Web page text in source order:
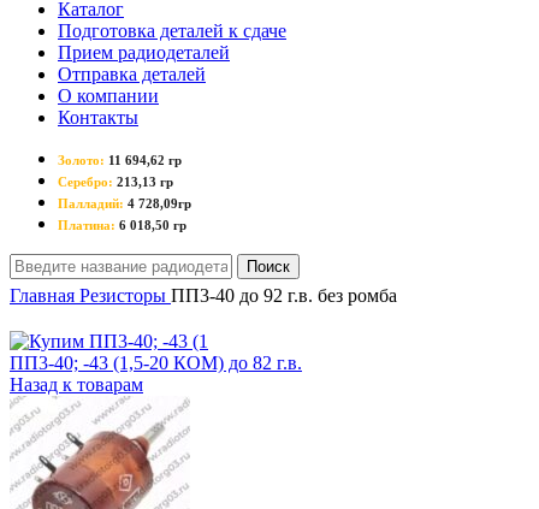
Каталог
Подготовка деталей к сдаче
Прием радиодеталей
Отправка деталей
О компании
Контакты
Золото: 11 694,62 гр
Серебро: 213,13 гр
Палладий: 4 728,09гр
Платина: 6 018,50 гр
Поиск
Главная Резисторы ПП3-40 до 92 г.в. без ромба
ПП3-40; -43 (1,5-20 КОМ) до 82 г.в.
Назад к товарам